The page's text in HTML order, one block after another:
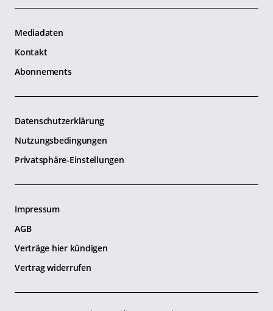
Mediadaten
Kontakt
Abonnements
Datenschutzerklärung
Nutzungsbedingungen
Privatsphäre-Einstellungen
Impressum
AGB
Verträge hier kündigen
Vertrag widerrufen